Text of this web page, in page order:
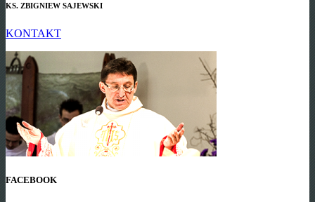
KS. ZBIGNIEW SAJEWSKI
KONTAKT
FACEBOOK